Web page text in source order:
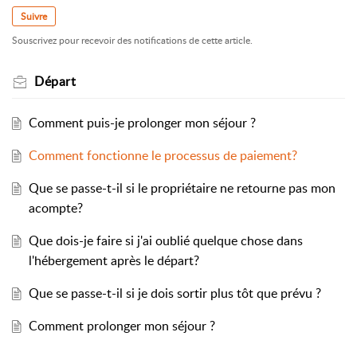
Suivre
Souscrivez pour recevoir des notifications de cette article.
Départ
Comment puis-je prolonger mon séjour ?
Comment fonctionne le processus de paiement?
Que se passe-t-il si le propriétaire ne retourne pas mon
acompte?
Que dois-je faire si j'ai oublié quelque chose dans
l'hébergement après le départ?
Que se passe-t-il si je dois sortir plus tôt que prévu ?
Comment prolonger mon séjour ?